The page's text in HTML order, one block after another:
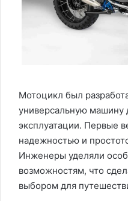
Мотоцикл был
универсальную машину
эксплуатации. Первые
надежностью и
Инженеры уделяли
возможностям, что
выбором для